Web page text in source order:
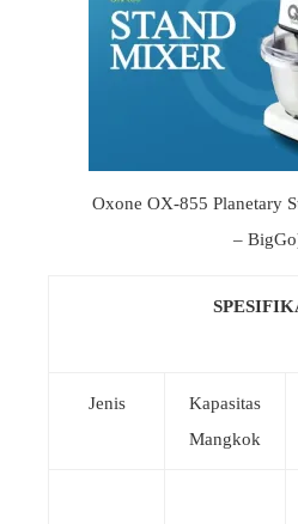
Oxone OX-855 Planetary
–
Jenis
Kapasitas
Mangkok